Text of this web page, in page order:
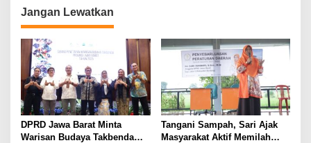
g
a
s
i
p
o
s
Jangan Lewatkan
DPRD Jawa Barat Minta
Warisan Budaya Takbenda
Tangani Sampah, Sari Ajak
Masyarakat Aktif Memilah